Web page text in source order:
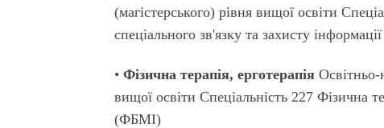
(магістерського) рівня вищої освіти
спеціального зв'язку та захисту
•Фізична терапія, ерготерапія Освітньо-
вищої освіти Спеціальність 227 Фізична
(ФБМІ)